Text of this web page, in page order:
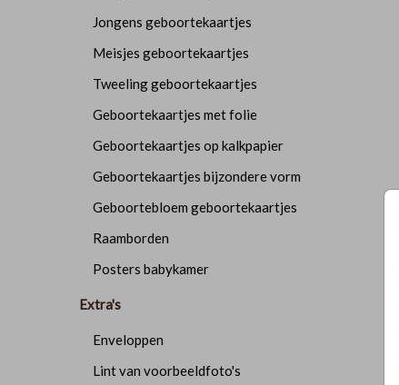
Jongens geboortekaartjes
Meisjes geboortekaartjes
Tweeling geboortekaartjes
Geboortekaartjes met folie
Geboortekaartjes op kalkpapier
Geboortekaartjes bijzondere vorm
Geboortebloem geboortekaartjes
Raamborden
Posters babykamer
Extra's
Enveloppen
Lint van voorbeeldfoto's